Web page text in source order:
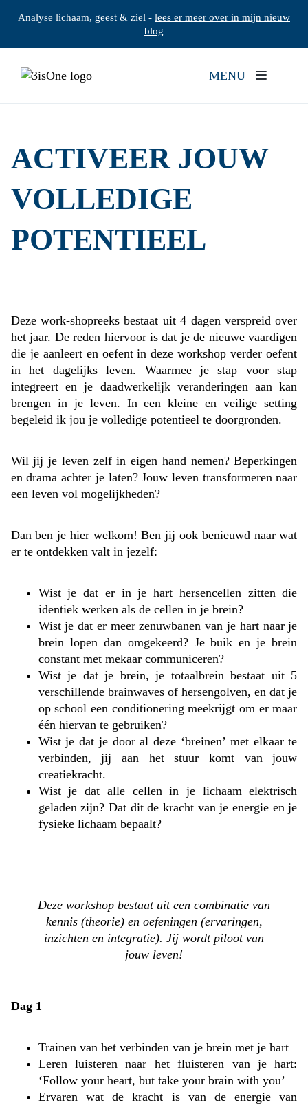
Analyse lichaam, geest & ziel - lees er meer over in mijn nieuw
blog
MENU
ACTIVEER JOUW
VOLLEDIGE
POTENTIEEL
Deze work-shopreeks bestaat uit 4 dagen verspreid over
het jaar. De reden hiervoor is dat je de nieuwe vaardigen
die je aanleert en oefent in deze workshop verder oefent
in het dagelijks leven. Waarmee je stap voor stap
integreert en je daadwerkelijk veranderingen aan kan
brengen in je leven. In een kleine en veilige setting
begeleid ik jou je volledige potentieel te doorgronden.
Wil jij je leven zelf in eigen hand nemen? Beperkingen
en drama achter je laten? Jouw leven transformeren naar
een leven vol mogelijkheden?
Dan ben je hier welkom! Ben jij ook benieuwd naar wat
er te ontdekken valt in jezelf:
Wist je dat er in je hart hersencellen zitten die
identiek werken als de cellen in je brein?
Wist je dat er meer zenuwbanen van je hart naar je
brein lopen dan omgekeerd? Je buik en je brein
constant met mekaar communiceren?
Wist je dat je brein, je totaalbrein bestaat uit 5
verschillende brainwaves of hersengolven, en dat je
op school een conditionering meekrijgt om er maar
één hiervan te gebruiken?
Wist je dat je door al deze ‘breinen’ met elkaar te
verbinden, jij aan het stuur komt van jouw
creatiekracht.
Wist je dat alle cellen in je lichaam elektrisch
geladen zijn? Dat dit de kracht van je energie en je
fysieke lichaam bepaalt?
Deze workshop bestaat uit een combinatie van
kennis (theorie) en oefeningen (ervaringen,
inzichten en integratie). Jij wordt piloot van
jouw leven!
Dag 1
Trainen van het verbinden van je brein met je hart
Leren luisteren naar het fluisteren van je hart:
‘Follow your heart, but take your brain with you’
Ervaren wat de kracht is van de energie van